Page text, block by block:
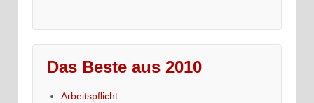
Das Beste aus 2010
Arbeitspflicht